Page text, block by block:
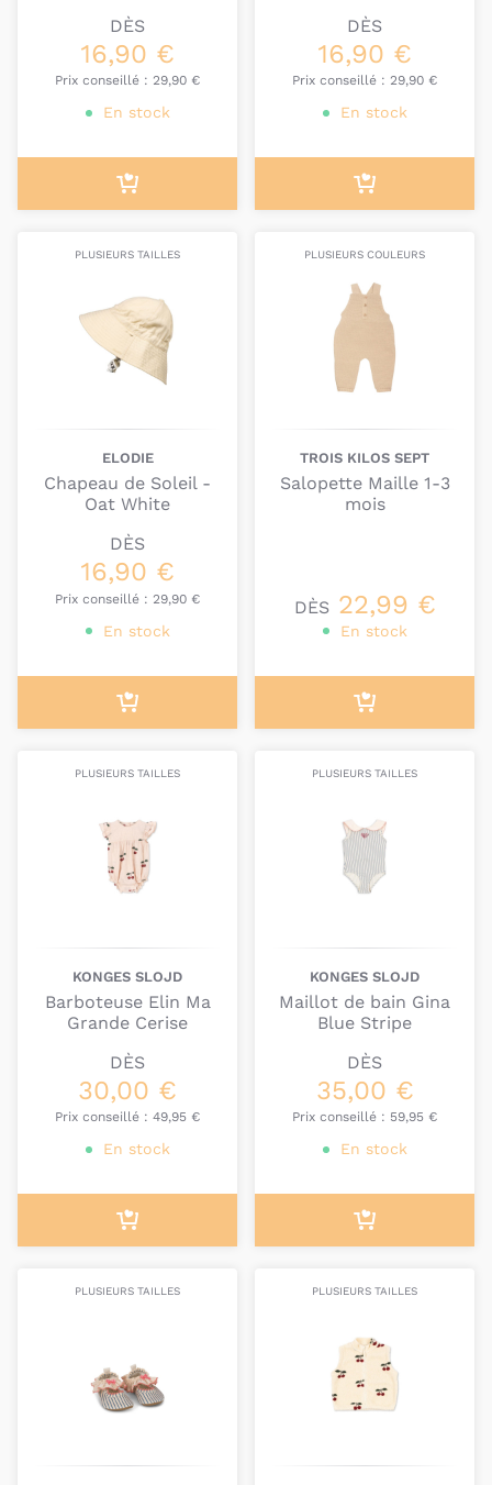
DÈS
16,90 €
Prix conseillé : 29,90 €
En stock
DÈS
16,90 €
Prix conseillé : 29,90 €
En stock
PLUSIEURS TAILLES
ELODIE
Chapeau de Soleil -
Oat White
DÈS
16,90 €
Prix conseillé : 29,90 €
En stock
PLUSIEURS COULEURS
TROIS KILOS SEPT
Salopette Maille 1-3
mois
DÈS 22,99 €
En stock
PLUSIEURS TAILLES
KONGES SLOJD
Barboteuse Elin Ma
Grande Cerise
DÈS
30,00 €
Prix conseillé : 49,95 €
En stock
PLUSIEURS TAILLES
KONGES SLOJD
Maillot de bain Gina
Blue Stripe
DÈS
35,00 €
Prix conseillé : 59,95 €
En stock
PLUSIEURS TAILLES PLUSIEURS TAILLES